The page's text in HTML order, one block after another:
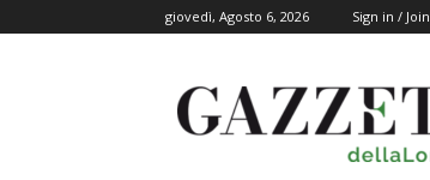
giovedì, Agosto 6, 2026 Sign in / Join